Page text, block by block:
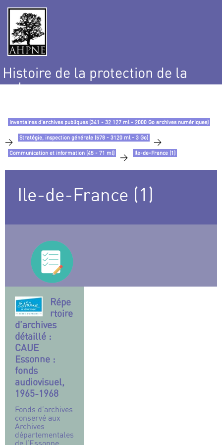
Histoire de la protection de la
nature
Inventaires d’archives publiques (341 - 32 127 ml - 2000 Go archives numériques)
> Stratégie, inspection générale (578 - 3120 ml - 3 Go) >
Communication et information (45 - 71 ml) > Ile-de-France (1)
Ile-de-France (1)
Répe
rtoire
d’archives
détaillé :
CAUE
Essonne :
fonds
audiovisuel,
1965-1968
Fonds d’archives
conservé aux
Archives
départementales